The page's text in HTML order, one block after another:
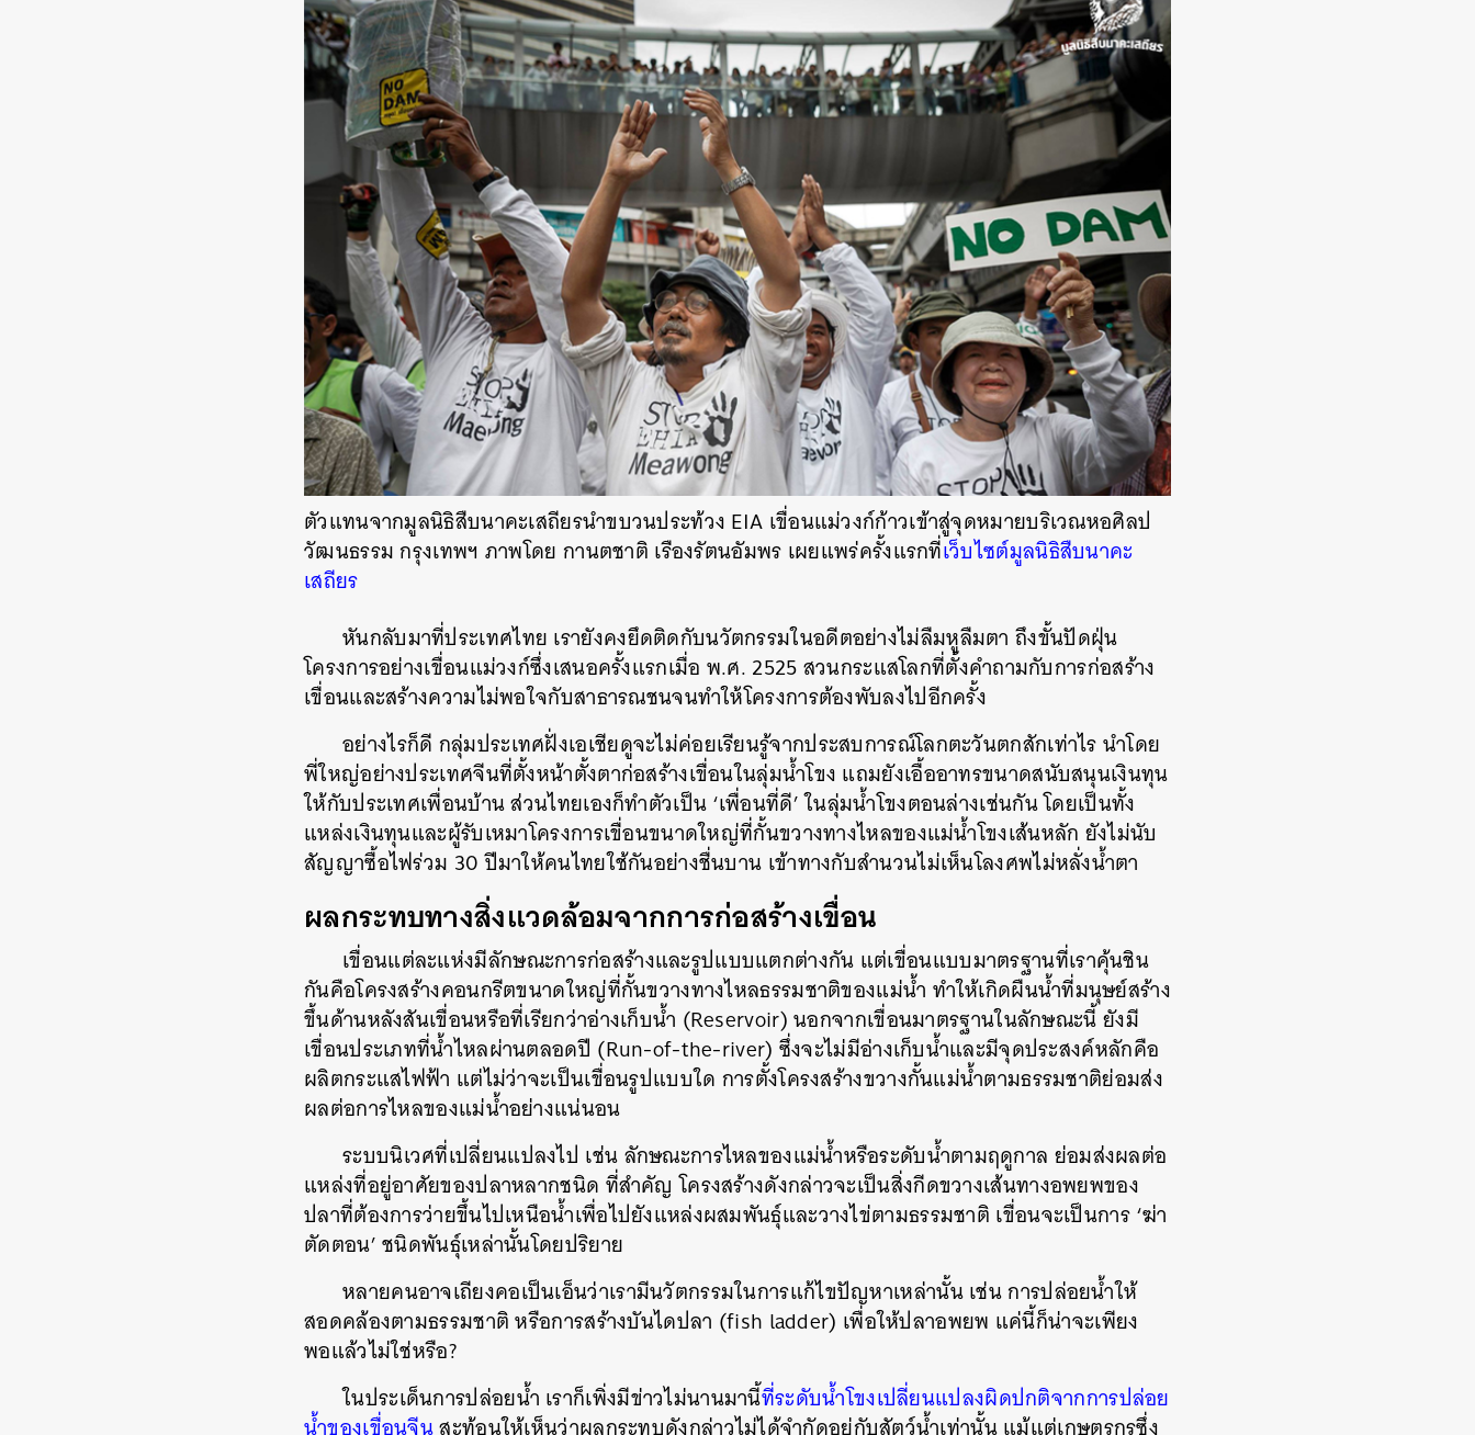
ตัวแทนจากมูลนิธิสืบนาคะเสถียรนำขบวนประท้วง EIA เขื่อนแม่วงก์ก้าวเข้าสู่จุดหมายบริเวณหอศิลป
วัฒนธรรม กรุงเทพฯ ภาพโดย กานตชาติ เรืองรัตนอัมพร เผยแพร่ครั้งแรกที่เว็บไซต์มูลนิธิสืบนาคะ
เสถียร
หันกลับมาที่ประเทศไทย เรายังคงยึดติดกับนวัตกรรมในอดีตอย่างไม่ลืมหูลืมตา ถึงขั้นปัดฝุ่น
โครงการอย่างเขื่อนแม่วงก์ซึ่งเสนอครั้งแรกเมื่อ พ.ศ. 2525 สวนกระแสโลกที่ตั้งคำถามกับการก่อสร้าง
เขื่อนและสร้างความไม่พอใจกับสาธารณชนจนทำให้โครงการต้องพับลงไปอีกครั้ง
อย่างไรก็ดี กลุ่มประเทศฝั่งเอเชียดูจะไม่ค่อยเรียนรู้จากประสบการณ์โลกตะวันตกสักเท่าไร นำโดย
พี่ใหญ่อย่างประเทศจีนที่ตั้งหน้าตั้งตาก่อสร้างเขื่อนในลุ่มน้ำโขง แถมยังเอื้ออาทรขนาดสนับสนุนเงินทุน
ให้กับประเทศเพื่อนบ้าน ส่วนไทยเองก็ทำตัวเป็น ‘เพื่อนที่ดี’ ในลุ่มน้ำโขงตอนล่างเช่นกัน โดยเป็นทั้ง
แหล่งเงินทุนและผู้รับเหมาโครงการเขื่อนขนาดใหญ่ที่กั้นขวางทางไหลของแม่น้ำโขงเส้นหลัก ยังไม่นับ
สัญญาซื้อไฟร่วม 30 ปีมาให้คนไทยใช้กันอย่างชื่นบาน เข้าทางกับสำนวนไม่เห็นโลงศพไม่หลั่งน้ำตา
ผลกระทบทางสิ่งแวดล้อมจากการก่อสร้างเขื่อน
เขื่อนแต่ละแห่งมีลักษณะการก่อสร้างและรูปแบบแตกต่างกัน แต่เขื่อนแบบมาตรฐานที่เราคุ้นชิน
กันคือโครงสร้างคอนกรีตขนาดใหญ่ที่กั้นขวางทางไหลธรรมชาติของแม่น้ำ ทำให้เกิดผืนน้ำที่มนุษย์สร้าง
ขึ้นด้านหลังสันเขื่อนหรือที่เรียกว่าอ่างเก็บน้ำ (Reservoir) นอกจากเขื่อนมาตรฐานในลักษณะนี้ ยังมี
เขื่อนประเภทที่น้ำไหลผ่านตลอดปี (Run-of-the-river) ซึ่งจะไม่มีอ่างเก็บน้ำและมีจุดประสงค์หลักคือ
ผลิตกระแสไฟฟ้า แต่ไม่ว่าจะเป็นเขื่อนรูปแบบใด การตั้งโครงสร้างขวางกั้นแม่น้ำตามธรรมชาติย่อมส่ง
ผลต่อการไหลของแม่น้ำอย่างแน่นอน
ระบบนิเวศที่เปลี่ยนแปลงไป เช่น ลักษณะการไหลของแม่น้ำหรือระดับน้ำตามฤดูกาล ย่อมส่งผลต่อ
แหล่งที่อยู่อาศัยของปลาหลากชนิด ที่สำคัญ โครงสร้างดังกล่าวจะเป็นสิ่งกีดขวางเส้นทางอพยพของ
ปลาที่ต้องการว่ายขึ้นไปเหนือน้ำเพื่อไปยังแหล่งผสมพันธุ์และวางไข่ตามธรรมชาติ เขื่อนจะเป็นการ ‘ฆ่า
ตัดตอน’ ชนิดพันธุ์เหล่านั้นโดยปริยาย
หลายคนอาจเถียงคอเป็นเอ็นว่าเรามีนวัตกรรมในการแก้ไขปัญหาเหล่านั้น เช่น การปล่อยน้ำให้
สอดคล้องตามธรรมชาติ หรือการสร้างบันไดปลา (fish ladder) เพื่อให้ปลาอพยพ แค่นี้ก็น่าจะเพียง
พอแล้วไม่ใช่หรือ?
ในประเด็นการปล่อยน้ำ เราก็เพิ่งมีข่าวไม่นานมานี้ที่ระดับน้ำโขงเปลี่ยนแปลงผิดปกติจากการปล่อย